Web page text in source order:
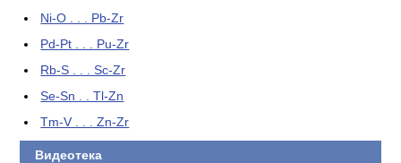
Ni-O . . . Pb-Zr
Pd-Pt . . . Pu-Zr
Rb-S . . . Sc-Zr
Se-Sn . . Tl-Zn
Tm-V . . . Zn-Zr
Видеотека